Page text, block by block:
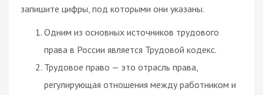
запишите цифры, под которыми они указаны.
Одним из основных источников трудового
права в России является Трудовой кодекс.
Трудовое право — это отрасль права,
регулирующая отношения между работником и